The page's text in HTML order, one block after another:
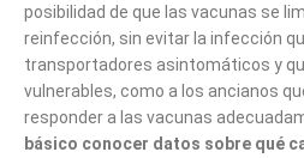
posibilidad de que las vacunas se
reinfección, sin evitar la infección
transportadores asintomáticos y
vulnerables, como a los ancianos
responder a las vacunas
básico conocer datos sobre qué